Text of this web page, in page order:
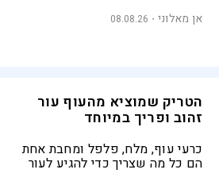
קיצי שמגישים חמים עם גלידה או
אן מאלוני 08.08.26
הטריק שמוציא מהעוף עור
זהוב ופריך במיוחד
כרעי עוף, מלח, פלפל ומחבת אחת
הם כל מה שצריך כדי להגיע לעור